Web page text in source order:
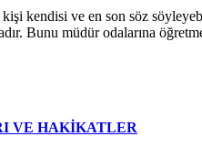
ve en son söz
Bunu müdür odalarına
VE HAKİKATLER